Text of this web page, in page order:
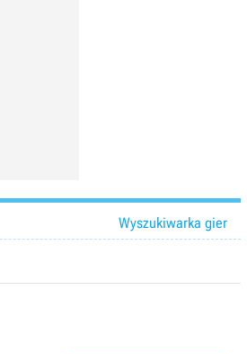
Wyszukiwarka gier